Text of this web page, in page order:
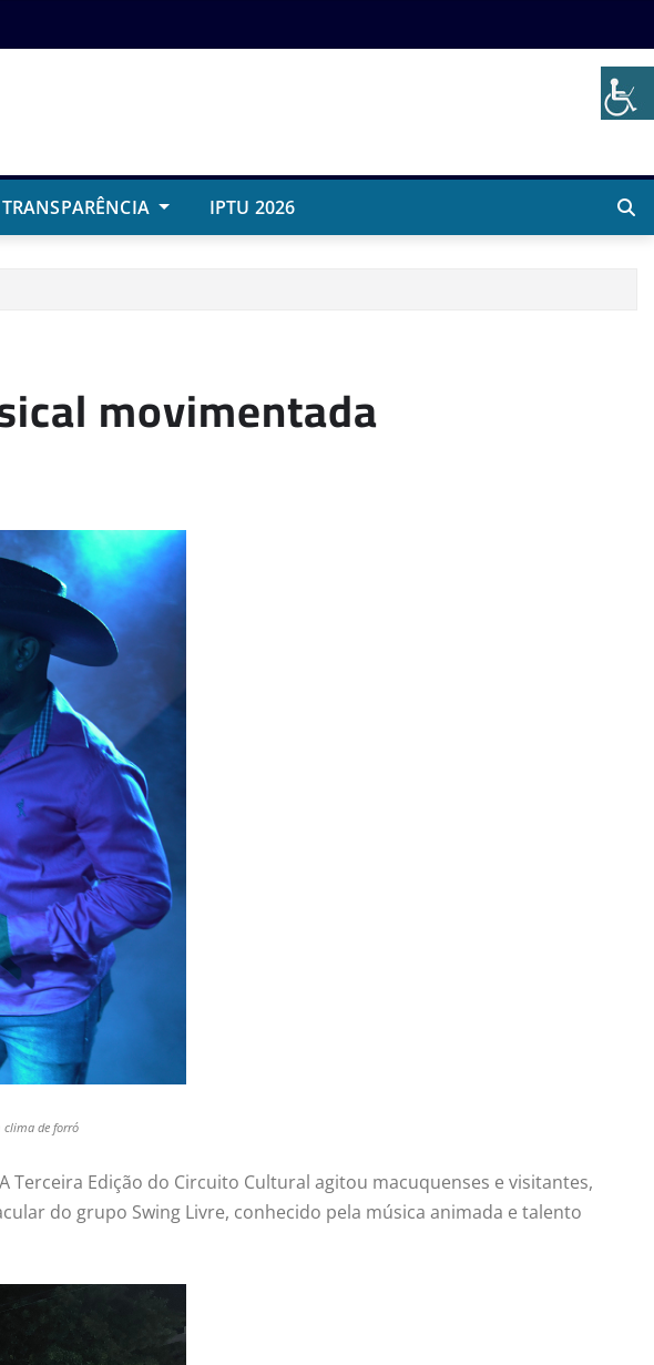
TRANSPARÊNCIA IPTU 2026
movimentada
clima de forró
Edição do Circuito Cultural agitou macuquenses e visitantes,
do grupo Swing Livre, conhecido pela música animada e talento